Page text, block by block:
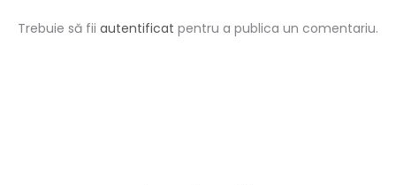
Trebuie să fii autentificat pentru a publica un comentariu.